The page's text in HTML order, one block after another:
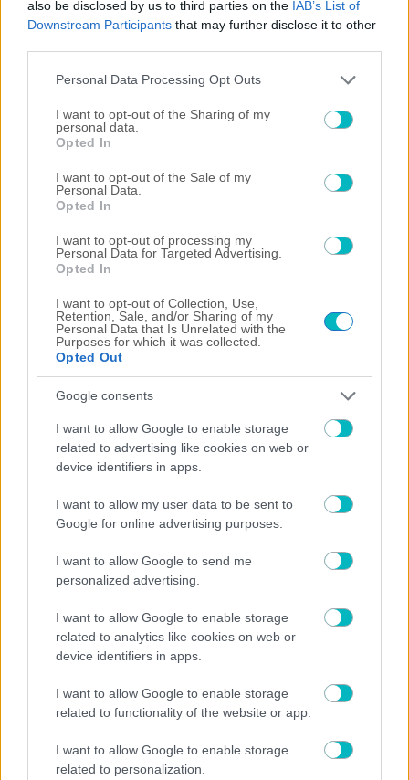
also be disclosed by us to third parties on the IAB’s List of
Downstream Participants that may further disclose it to other
Please note that this website/app uses one or more Google
not limited to your visit or usage behaviour. You may click to
grant or deny consent to Google and its third-party tags to
use your data for below specified purposes in below Google
consent section.
Personal Data Processing Opt Outs
I want to opt-out of the Sharing of my
personal data.
Opted In
I want to opt-out of the Sale of my
Personal Data.
Opted In
I want to opt-out of processing my
Personal Data for Targeted Advertising.
Opted In
I want to opt-out of Collection, Use,
Retention, Sale, and/or Sharing of my
Personal Data that Is Unrelated with the
Purposes for which it was collected.
Opted Out
Google consents
I want to allow Google to enable storage
related to advertising like cookies on web or
device identifiers in apps.
I want to allow my user data to be sent to
Google for online advertising purposes.
I want to allow Google to send me
personalized advertising.
I want to allow Google to enable storage
related to analytics like cookies on web or
device identifiers in apps.
I want to allow Google to enable storage
related to functionality of the website or app.
I want to allow Google to enable storage
related to personalization.
09/08/2026 | 16:05:54
ΑΕΚ: Η Λύρα στο Παγκόσμιο Καλλιτεχνικής Κολύμβησης
ΔΙΕΘΝΗ
09/08/2026 | 15:30:03
ΠΟΔΟΣΦΑΙΡΟ ΑΕΚ
ΑΕΚ Analysis: Τα πάντα για τον Βιτάλις – 12+1 facts για τη
ζωή του, οι αριθμοί και το παιχνίδι του (VIDEO)
09/08/2026 | 15:14:20
ΠΑΡΑΣΚΗΝΙΑ
Διχόνοια στον Ολυμπιακό και κίνημα κατά Μεντιλίμπαρ!
09/08/2026 | 14:55:12
Ο Πήλιος ανανέωσε μέχρι το 2030 με την ΑΕΚ!
09/08/2026 | 14:36:42
ΠΟΔΟΣΦΑΙΡΟ ΑΕΚ
Πιερό
09/08/2026 | 14:29:43